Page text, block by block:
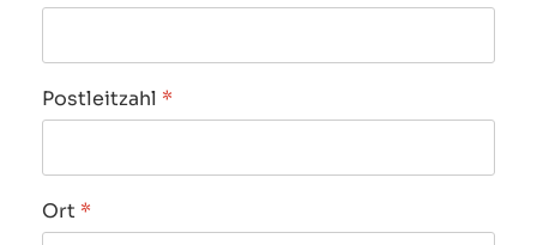
Postleitzahl *
Ort *